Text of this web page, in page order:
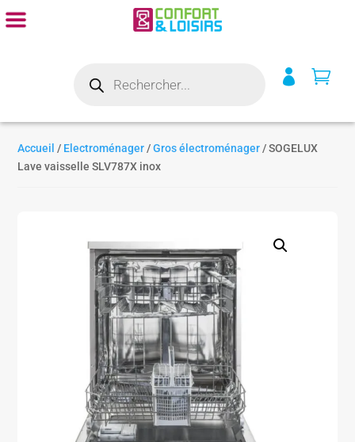
produits
 
Accueil / Electroménager /Gros électroménager / SOGELUX
Lave vaisselle SLV787X inox